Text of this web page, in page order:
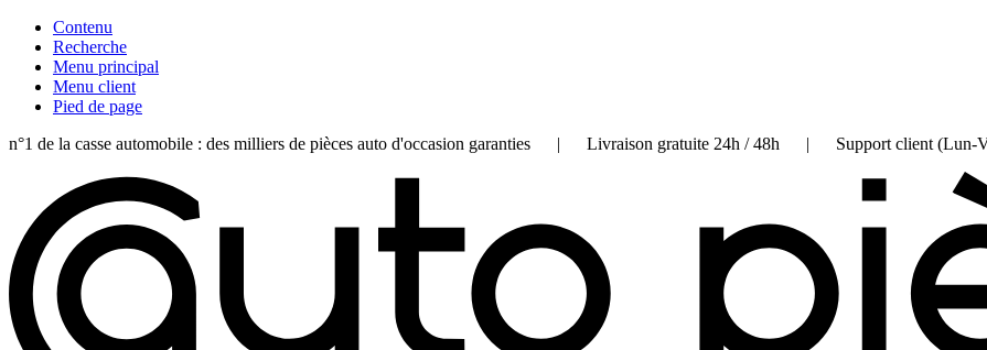
Contenu
Recherche
Menu principal
Menu client
Pied de page
n°1 de la casse automobile : des milliers de pièces auto d'occasion garanties | Livraison gratuite 24h / 48h | Support client (Lun-